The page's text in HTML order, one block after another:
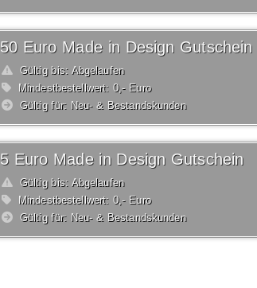
50 Euro Made in Design Gutschein
Gültig bis: Abgelaufen
Mindestbestellwert: 0,- Euro
Gültig für: Neu- & Bestandskunden
5 Euro Made in Design Gutschein
Gültig bis: Abgelaufen
Mindestbestellwert: 0,- Euro
Gültig für: Neu- & Bestandskunden